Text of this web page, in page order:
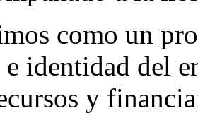
como un
e identidad del
y